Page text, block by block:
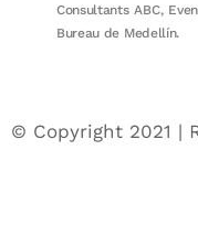
Consultants ABC,
Bureau de Medellín.
© Copyright 2021 |